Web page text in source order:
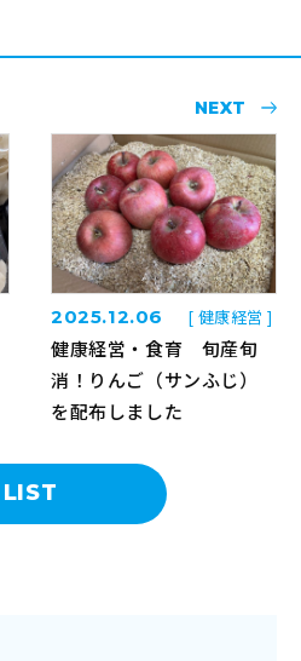
LIST
NEXT
2025.12.06 [ 健康経営 ]
健康経営・食育 旬産旬
消！りんご（サンふじ）
を配布しました